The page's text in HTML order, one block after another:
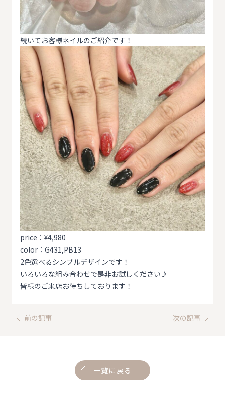
続いてお客様ネイルのご紹介です！
price：¥4,980
color：G431,PB13
2色選べるシンプルデザインです！
いろいろな組み合わせで是非お試しください♪
皆様のご来店お待ちしております！
前の記事 次の記事
一覧に戻る